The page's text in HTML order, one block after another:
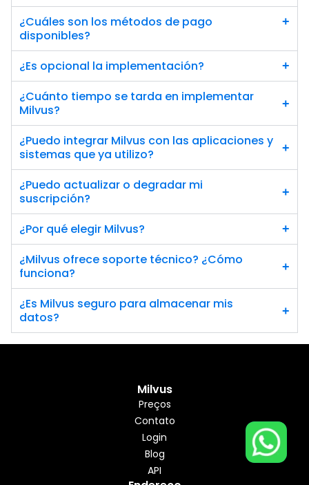
¿Cuáles son los métodos de pago
disponibles?
+
¿Es opcional la implementación? +
¿Cuánto tiempo se tarda en implementar
Milvus?
+
¿Puedo integrar Milvus con las aplicaciones y
sistemas que ya utilizo?
+
¿Puedo actualizar o degradar mi
suscripción?
+
¿Por qué elegir Milvus? +
¿Milvus ofrece soporte técnico? ¿Cómo
funciona?
+
¿Es Milvus seguro para almacenar mis
datos?
+
Milvus
Preços
Contato
Login
Blog
API